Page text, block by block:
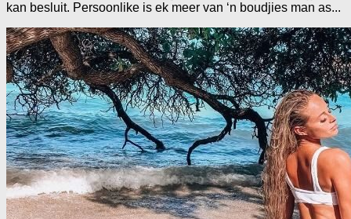
kan besluit. Persoonlike is ek meer van ‘n boudjies man as...